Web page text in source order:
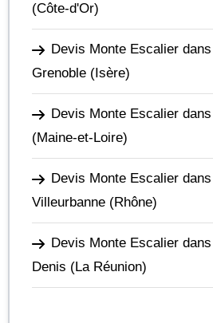
(Côte-d'Or)
Devis Monte Escalier
Grenoble (Isère)
Devis Monte Escalier
(Maine-et-Loire)
Devis Monte Escalier
Villeurbanne (Rhône)
Devis Monte Escalier
Denis (La Réunion)